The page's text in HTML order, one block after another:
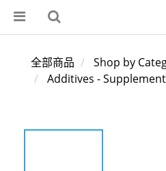
全部商品
Shop by
Additives -